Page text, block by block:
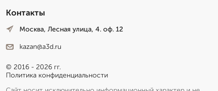
Контакты
Москва, Лесная улица, 4. оф. 12
kazan@a3d.ru
© 2016 - 2026 гг.
Политика конфиденциальности